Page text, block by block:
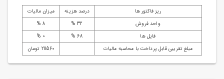
ریز فاکتور ها درصد هزینه
میزان مالیات
واحد فروش
32 %
8 %
فایل ها
68 %
0 %
مبلغ تقریبی قابل پرداخت با محاسبه مالیات
211560 تومان